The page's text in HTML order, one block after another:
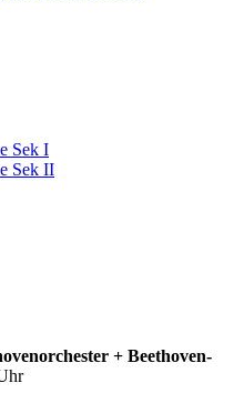
Sek I
Sek II
+ Beethoven-